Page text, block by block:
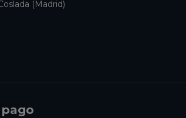
(Madrid)